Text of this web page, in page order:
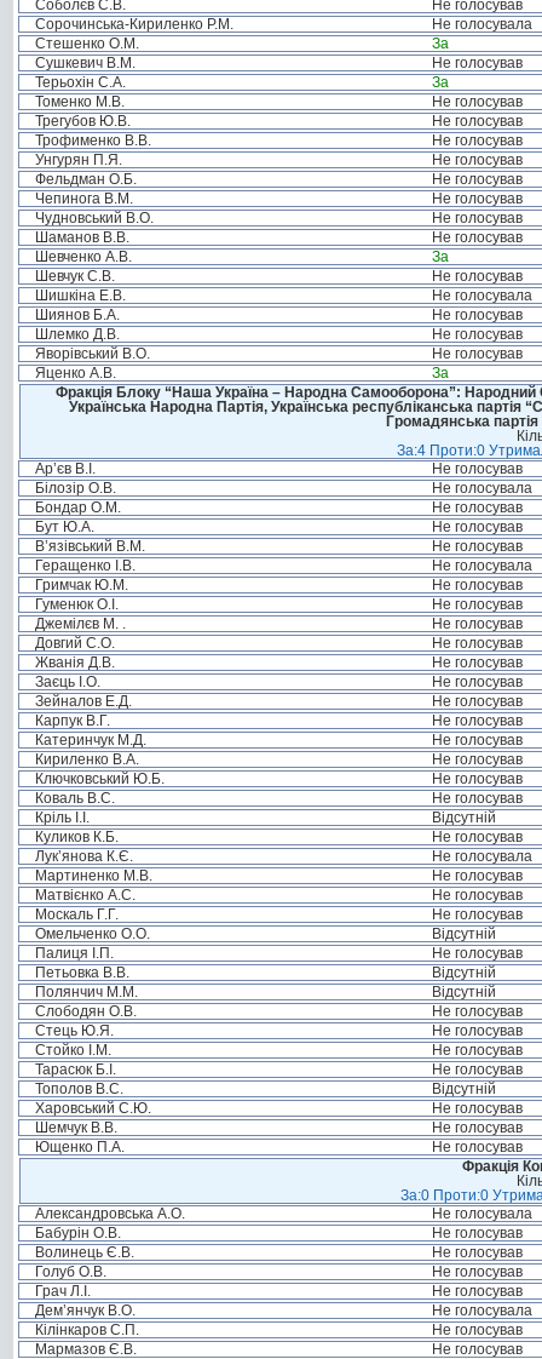
Соболєв С.В.
Не голосував
Сорочинська-Кириленко Р.М.
Не голосувала
Стешенко О.М.
За
Сушкевич В.М.
Не голосував
Терьохін С.А.
За
Томенко М.В.
Не голосував
Трегубов Ю.В.
Не голосував
Трофименко В.В.
Не голосував
Унгурян П.Я.
Не голосував
Фельдман О.Б.
Не голосував
Чепинога В.М.
Не голосував
Чудновський В.О.
Не голосував
Шаманов В.В.
Не голосував
Шевченко А.В.
За
Шевчук С.В.
Не голосував
Шишкіна Е.В.
Не голосувала
Шиянов Б.А.
Не голосував
Шлемко Д.В.
Не голосував
Яворівський В.О.
Не голосував
Яценко А.В.
За
Фракція Блоку “Наша Україна – Народна Самооборона”: Народний
Українська Народна Партія, Українська республіканська
Громадянська
За:4 Проти:0
Ар’єв В.І.
Не голосував
Білозір О.В.
Не голосувала
Бондар О.М.
Не голосував
Бут Ю.А.
Не голосував
В’язівський В.М.
Не голосував
Геращенко І.В.
Не голосувала
Гримчак Ю.М.
Не голосував
Гуменюк О.І.
Не голосував
Джемілєв М. .
Не голосував
Довгий С.О.
Не голосував
Жванія Д.В.
Не голосував
Заєць І.О.
Не голосував
Зейналов Е.Д.
Не голосував
Карпук В.Г.
Не голосував
Катеринчук М.Д.
Не голосував
Кириленко В.А.
Не голосував
Ключковський Ю.Б.
Не голосував
Коваль В.С.
Не голосував
Кріль І.І.
Відсутній
Куликов К.Б.
Не голосував
Лук’янова К.Є.
Не голосувала
Мартиненко М.В.
Не голосував
Матвієнко А.С.
Не голосував
Москаль Г.Г.
Не голосував
Омельченко О.О.
Відсутній
Палиця І.П.
Не голосував
Петьовка В.В.
Відсутній
Полянчич М.М.
Відсутній
Слободян О.В.
Не голосував
Стець Ю.Я.
Не голосував
Стойко І.М.
Не голосував
Тарасюк Б.І.
Не голосував
Тополов В.С.
Відсутній
Харовський С.Ю.
Не голосував
Шемчук В.В.
Не голосував
Ющенко П.А.
Не голосував
Фракція
За:0 Проти:0
Александровська А.О.
Не голосувала
Бабурін О.В.
Не голосував
Волинець Є.В.
Не голосував
Голуб О.В.
Не голосував
Грач Л.І.
Не голосував
Дем’янчук В.О.
Не голосувала
Кілінкаров С.П.
Не голосував
Мармазов Є.В.
Не голосував